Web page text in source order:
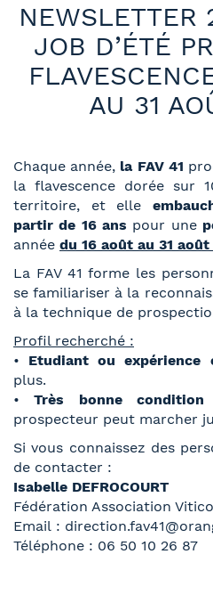
JOB D’ÉTÉ
AU 31
Chaque année, la FAV 41
la flavescence dorée sur
territoire, et elle
partir de 16 ans pour une
année du 16 août au 31
La FAV 41 forme les
se familiariser à la
à la technique de
Profil recherché :
• Etudiant ou expérience
plus.
•Très bonne condition
prospecteur peut marcher
Si vous connaissez des
de contacter :
Isabelle DEFROCOURT
Fédération Association
Email :
Téléphone : 06 50 10 26 87